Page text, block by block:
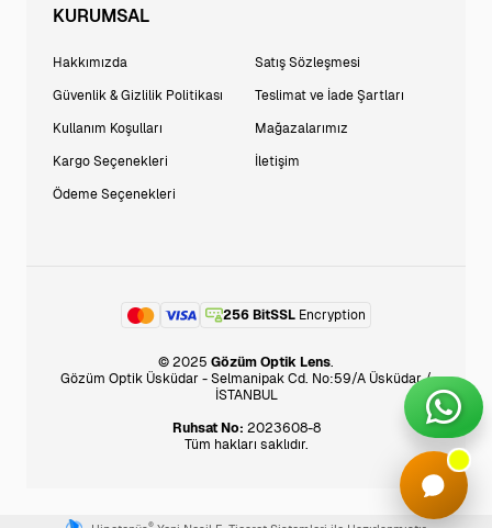
KURUMSAL
Hakkımızda
Güvenlik & Gizlilik Politikası
Kullanım Koşulları
Kargo Seçenekleri
Ödeme Seçenekleri
Satış Sözleşmesi
Teslimat ve İade Şartları
Mağazalarımız
İletişim
256 BitSSL Encryption
© 2025 Gözüm Optik Lens.
Gözüm Optik Üsküdar - Selmanipak Cd. No:59/A Üsküdar /
İSTANBUL
Ruhsat No: 2023608-8
Tüm hakları saklıdır.
®